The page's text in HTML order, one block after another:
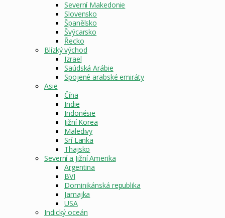
Severní Makedonie
Slovensko
Španělsko
Švýcarsko
Řecko
Blízký východ
Izrael
Saúdská Arábie
Spojené arabské emiráty
Asie
Čína
Indie
Indonésie
Jižní Korea
Maledivy
Srí Lanka
Thajsko
Severní a Jižní Amerika
Argentina
BVI
Dominikánská republika
Jamajka
USA
Indický oceán